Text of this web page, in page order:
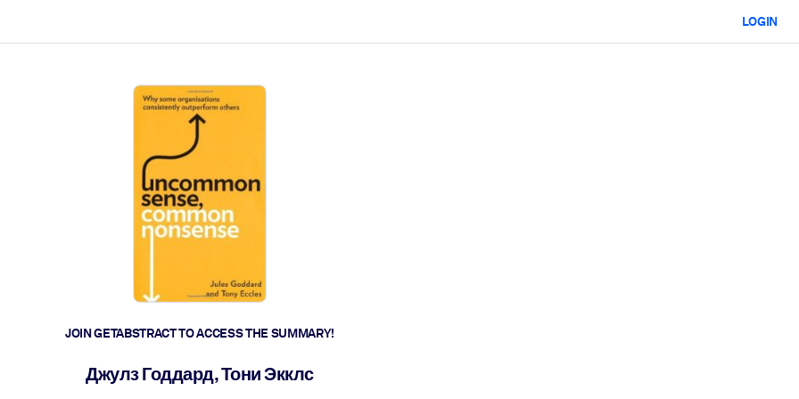
LOGIN
JOIN GETABSTRACT TO ACCESS THE SUMMARY!
Джулз Годдард, Тони Экклс